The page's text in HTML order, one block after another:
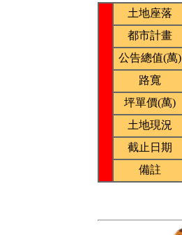
土地座落
都市計畫
公告總值(萬)
路寬
坪單價(萬)
土地現況
截止日期
備註